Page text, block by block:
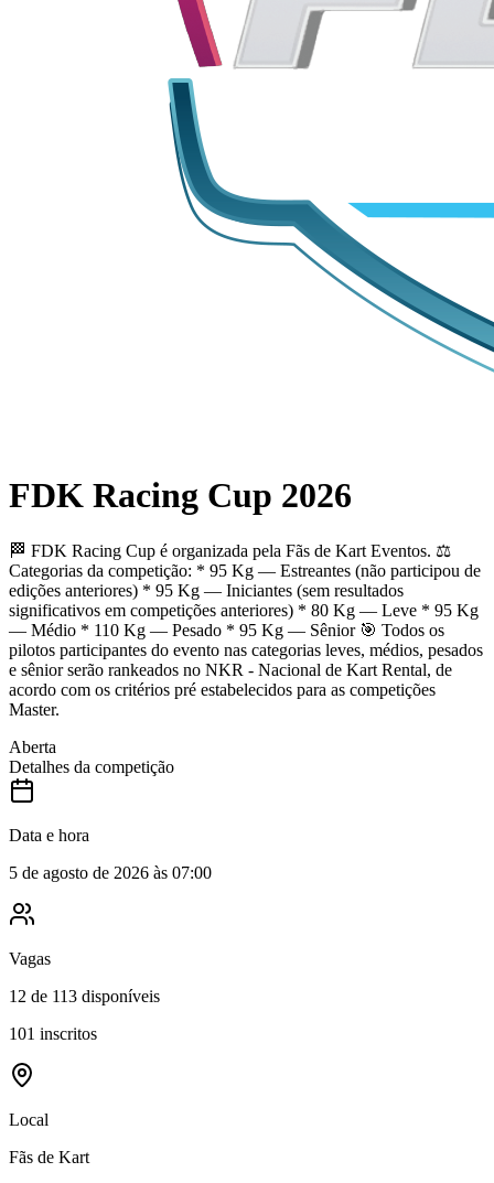
FDK Racing Cup 2026
🏁 FDK Racing Cup é organizada pela Fãs de Kart Eventos. ⚖️
Categorias da competição: * 95 Kg — Estreantes (não participou de
edições anteriores) * 95 Kg — Iniciantes (sem resultados
significativos em competições anteriores) * 80 Kg — Leve * 95 Kg
— Médio * 110 Kg — Pesado * 95 Kg — Sênior 🎯 Todos os
pilotos participantes do evento nas categorias leves, médios, pesados
e sênior serão rankeados no NKR - Nacional de Kart Rental, de
acordo com os critérios pré estabelecidos para as competições
Master.
Aberta
Detalhes da competição
Data e hora
5 de agosto de 2026 às 07:00
Vagas
12 de 113 disponíveis
101 inscritos
Local
Fãs de Kart